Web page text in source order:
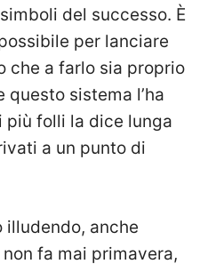
del successo. È
per lanciare
che a farlo sia proprio
sistema l’ha
più folli la dice lunga
a un punto di
illudendo, anche
fa mai primavera,